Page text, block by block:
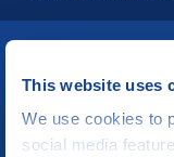
This website uses
We use cookies to
social media
The website is
Developed by